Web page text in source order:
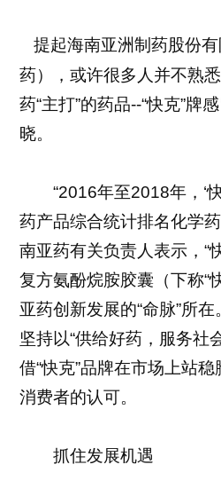
提起海南亚洲制药股份
药），或许很多人并不熟
药“主打”的药品--“快克”牌
晓。
“2016年至2018年，‘快
药产品综合统计排名化学
南亚药有关负责人表示，“
复方氨酚烷胺胶囊（下称“
亚药创新发展的“命脉”所
坚持以“供给好药，服务社
借“快克”品牌在市场上站
消费者的认可。
抓住发展机遇